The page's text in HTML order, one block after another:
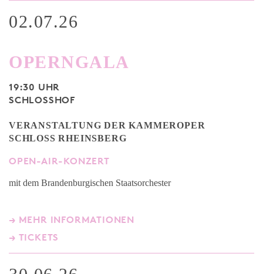
02.07.26
OPERNGALA
19:30 UHR
SCHLOSSHOF
VERANSTALTUNG DER KAMMEROPER
SCHLOSS RHEINSBERG
OPEN-AIR-KONZERT
mit dem Brandenburgischen Staatsorchester
→ MEHR INFORMATIONEN
→ TICKETS